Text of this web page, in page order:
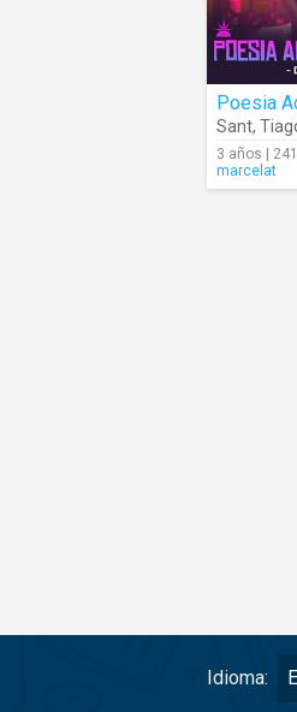
Sant,
3 años |
marcelat
Idioma: